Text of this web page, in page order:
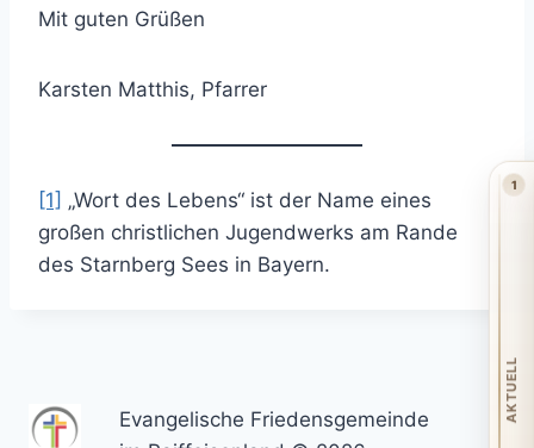
Mit guten Grüßen
Karsten Matthis, Pfarrer
[1] „Wort des Lebens“ ist der Name eines
großen christlichen Jugendwerks am Rande
des Starnberg Sees in Bayern.
Evangelische Friedensgemeinde
1
AKTUELL